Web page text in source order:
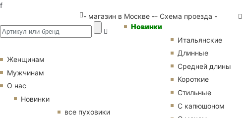
f
- магазин в Москве -- Схема проезда -
Новинки
Итальянские
Длинные
Средней длины
Короткие
Стильные
С капюшоном
Женщинам
Мужчинам
О нас
Новинки
все пуховики